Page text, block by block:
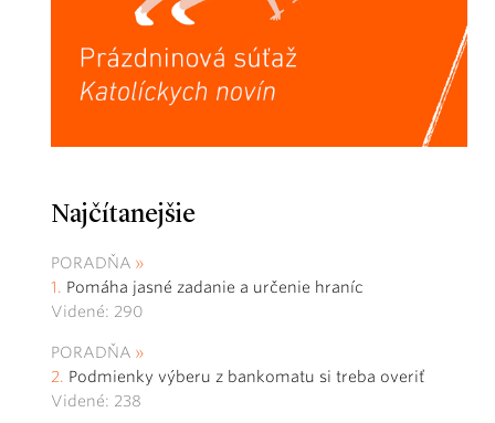
Najčítanejšie
PORADŇA
Pomáha jasné zadanie a určenie hraníc
Videné: 290
PORADŇA
Podmienky výberu z bankomatu si treba overiť
Videné: 238